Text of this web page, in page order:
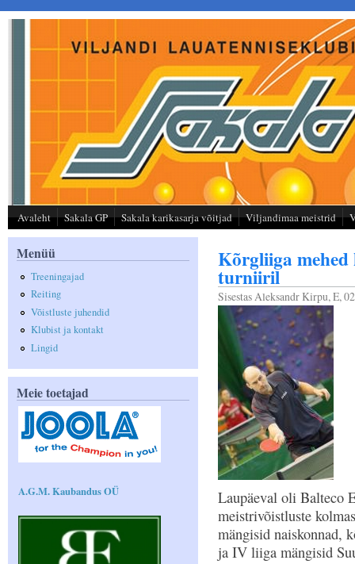
Liigu edasi põhisisu juurde
Avaleht Sakala GP Sakala karikasarja võitjad Viljandimaa meistrid
Menüü
Treeningajad
Reiting
Võistluste juhendid
Klubist ja kontakt
Lingid
Meie toetajad
A.G.M. Kaubandus OÜ
Kõrgliiga
turniiril
SisestasAleksandr Kirpu, E,
Laupäeval oli Balteco
meistrivõistluste
mängisid naiskonnad,
ja IV liiga mängisid